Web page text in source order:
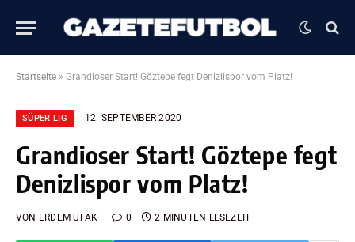
Startseite » Grandioser Start! Göztepe fegt Denizlispor vom Platz!
SÜPER LIG 12. SEPTEMBER 2020
Grandioser Start! Göztepe fegt
Denizlispor vom Platz!
VON ERDEM UFAK 0 2 MINUTEN LESEZEIT